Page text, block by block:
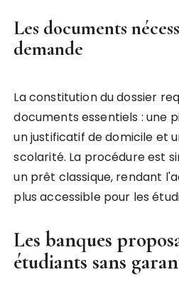
Les documents
demande
La constitution du dossier
documents essentiels : une
un justificatif de domicile et
scolarité. La procédure est
un prêt classique, rendant
plus accessible pour les
Les banques
étudiants sans